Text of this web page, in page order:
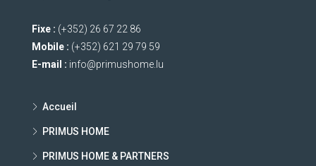
Fixe : (+352) 26 67 22 86
Mobile : (+352) 621 29 79 59
E-mail : info@primushome.lu
Accueil
PRIMUS HOME
PRIMUS HOME & PARTNERS